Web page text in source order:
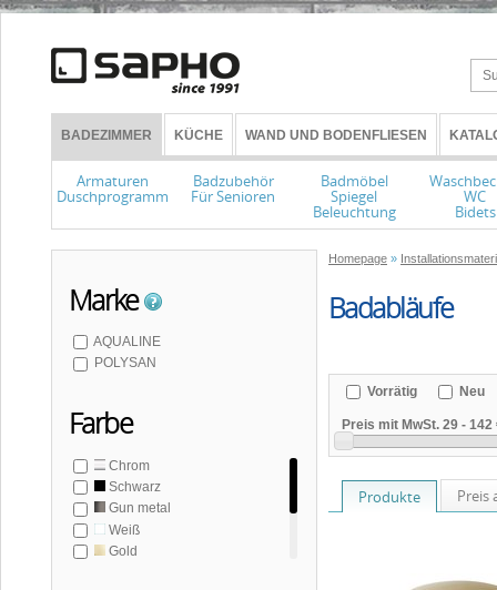
BADEZIMMER KÜCHE WAND UND BODENFLIESEN
Armaturen
Duschprogramm
Badzubehör
Für Senioren
Badmöbel
Spiegel
Beleuchtung
WC
Bidets
Homepage »
Badabläufe
Marke
AQUALINE
POLYSAN
Farbe
Chrom
Schwarz
Gun metal
Weiß
Gold
Vorrätig Neu
Preis mit MwSt. 29 - 142
Produkte Preis